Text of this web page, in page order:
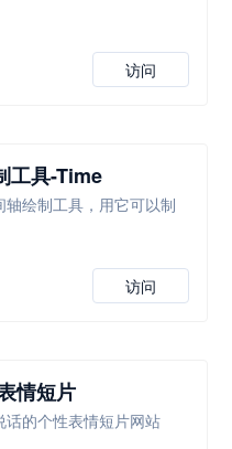
访问
工具-Time
绘制工具，用它可以制
访问
情短片
的个性表情短片网站